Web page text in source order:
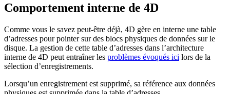
Comportement interne de 4D
Comme vous le savez peut-être déjà, 4D gère en interne une table
d’adresses pour pointer sur des blocs physiques de données sur le
disque. La gestion de cette table d’adresses dans l’architecture
interne de 4D peut entraîner les problèmes évoqués ici lors de la
sélection d’enregistrements.
Lorsqu’un enregistrement est supprimé, sa référence aux données